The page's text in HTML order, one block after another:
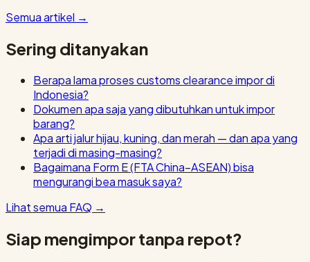
Semua artikel →
Sering ditanyakan
Berapa lama proses customs clearance impor di
Indonesia?
Dokumen apa saja yang dibutuhkan untuk impor
barang?
Apa arti jalur hijau, kuning, dan merah — dan apa yang
terjadi di masing-masing?
Bagaimana Form E (FTA China–ASEAN) bisa
mengurangi bea masuk saya?
Lihat semua FAQ →
Siap mengimpor tanpa repot?